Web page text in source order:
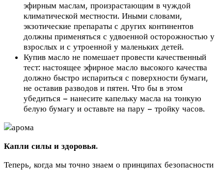
эфирным маслам, произрастающим в чуждой
климатической местности. Иными словами,
экзотические препараты с других континентов
должны применяться с удвоенной осторожностью у
взрослых и с утроенной у маленьких детей.
Купив масло не помешает провести качественный
тест: настоящее эфирное масло высокого качества
должно быстро испариться с поверхности бумаги,
не оставив разводов и пятен. Что бы в этом
убедиться – нанесите капельку масла на тонкую
белую бумагу и оставьте на пару – тройку часов.
Капли силы и здоровья.
Теперь, когда мы точно знаем о принципах безопасности